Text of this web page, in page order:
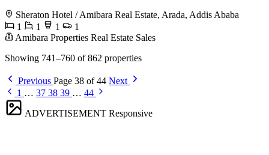
Sheraton Hotel / Amibara Real Estate, Arada, Addis Ababa
1
1 1
1
Amibara Properties Real Estate Sales
Showing 741–760 of 862 properties
Previous Page 38 of 44 Next
1 … 37 38 39 … 44
ADVERTISEMENT Responsive